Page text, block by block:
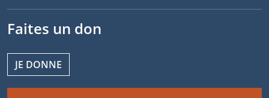
Faites un don
JE DONNE